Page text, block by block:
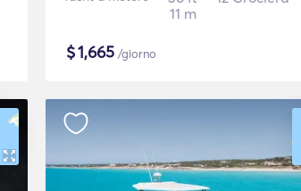
11 m
$1,665 /giorno